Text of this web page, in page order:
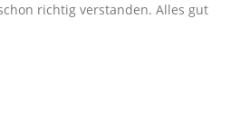
richtig verstanden. Alles gut